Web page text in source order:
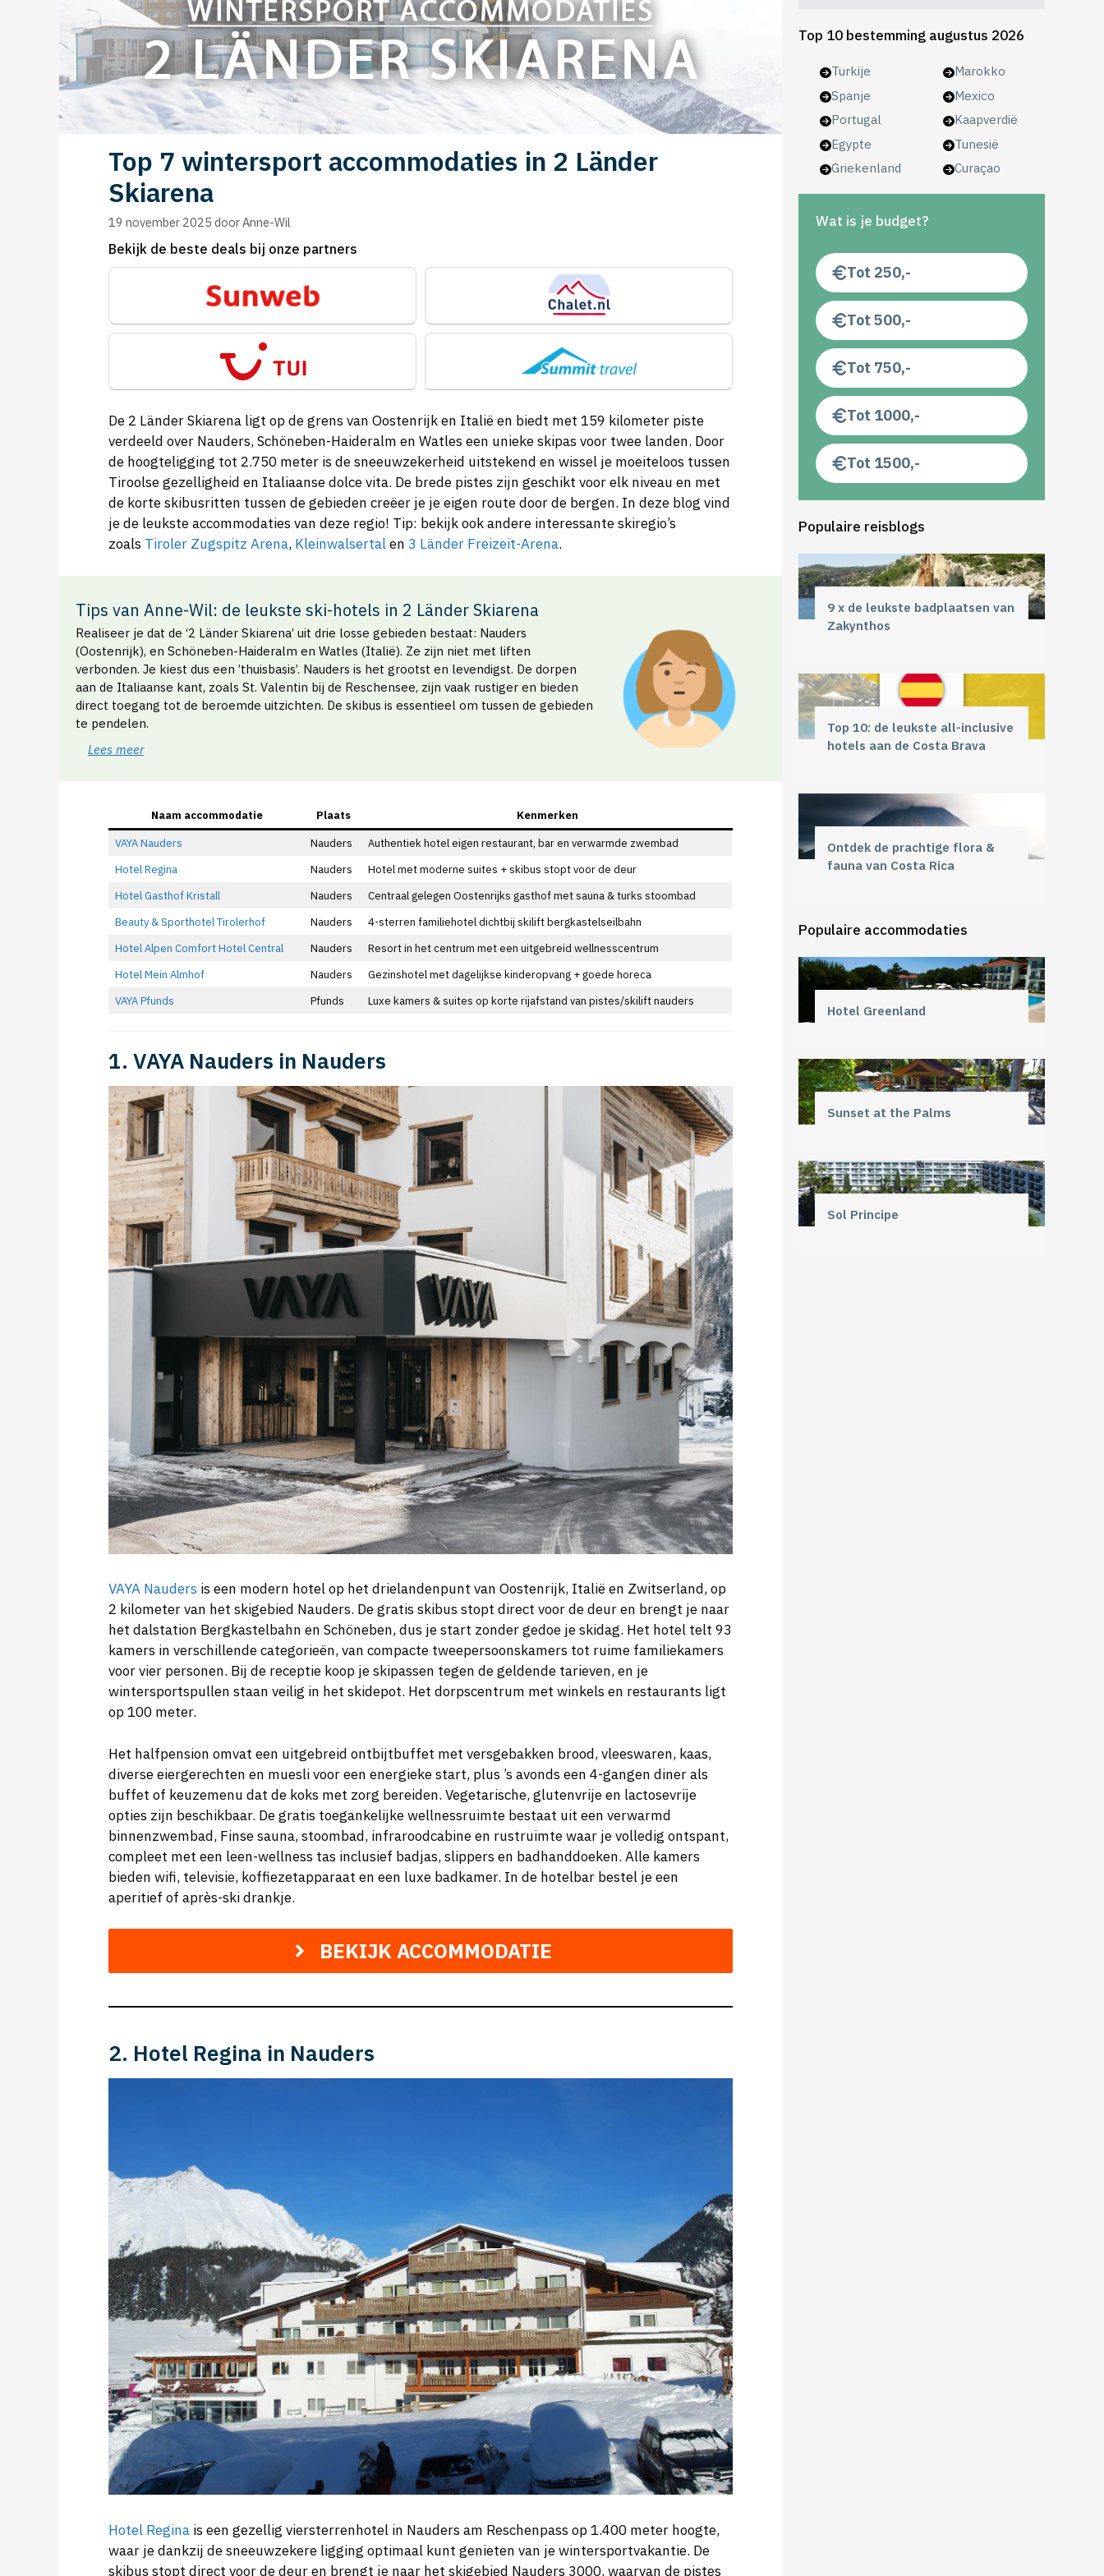
Top 7 wintersport accommodaties in 2 Länder
Skiarena
19 november 2025 doorAnne-Wil
Bekijk de beste deals bij onze partners
De 2 Länder Skiarena ligt op de grens van Oostenrijk en Italië en biedt met 159 kilometer piste
verdeeld over Nauders, Schöneben-Haideralm en Watles een unieke skipas voor twee landen. Door
de hoogteligging tot 2.750 meter is de sneeuwzekerheid uitstekend en wissel je moeiteloos tussen
Tiroolse gezelligheid en Italiaanse dolce vita. De brede pistes zijn geschikt voor elk niveau en met
de korte skibusritten tussen de gebieden creëer je je eigen route door de bergen. In deze blog vind
je de leukste accommodaties van deze regio! Tip: bekijk ook andere interessante skiregio’s
zoals Tiroler Zugspitz Arena, Kleinwalsertalen 3 Länder Freizeit-Arena.
Tips van Anne-Wil: de leukste ski-hotels in 2 Länder Skiarena
Realiseer je dat de ‘2 Länder Skiarena’ uit drie losse gebieden bestaat: Nauders
(Oostenrijk), en Schöneben-Haideralm en Watles (Italië). Ze zijn niet met liften
verbonden. Je kiest dus een ’thuisbasis’. Nauders is het grootst en levendigst. De dorpen
aan de Italiaanse kant, zoals St. Valentin bij de Reschensee, zijn vaak rustiger en bieden
direct toegang tot de beroemde uitzichten. De skibus is essentieel om tussen de gebieden
te pendelen.
Lees meer
Naam accommodatie Plaats
Kenmerken
VAYA Nauders
Nauders
Authentiek hotel eigen restaurant, bar en verwarmde zwembad
Hotel Regina
Nauders
Hotel met moderne suites + skibus stopt voor de deur
Hotel Gasthof Kristall
Nauders
Centraal gelegen Oostenrijks gasthof met sauna & turks stoombad
Beauty & Sporthotel Tirolerhof
Nauders
4-sterren familiehotel dichtbij skilift bergkastelseilbahn
Hotel Alpen Comfort Hotel Central
Nauders
Resort in het centrum met een uitgebreid wellnesscentrum
Hotel Mein Almhof
Nauders
Gezinshotel met dagelijkse kinderopvang + goede horeca
VAYA Pfunds
Pfunds Luxe kamers & suites op korte rijafstand van pistes/skilift nauders
1. VAYA Nauders in Nauders
VAYA Nauders is een modern hotel op het drielandenpunt van Oostenrijk, Italië en Zwitserland, op
2 kilometer van het skigebied Nauders. De gratis skibus stopt direct voor de deur en brengt je naar
het dalstation Bergkastelbahn en Schöneben, dus je start zonder gedoe je skidag. Het hotel telt 93
kamers in verschillende categorieën, van compacte tweepersoonskamers tot ruime familiekamers
voor vier personen. Bij de receptie koop je skipassen tegen de geldende tarieven, en je
wintersportspullen staan veilig in het skidepot. Het dorpscentrum met winkels en restaurants ligt
op 100 meter.
Het halfpension omvat een uitgebreid ontbijtbuffet met versgebakken brood, vleeswaren, kaas,
diverse eiergerechten en muesli voor een energieke start, plus ’s avonds een 4-gangen diner als
buffet of keuzemenu dat de koks met zorg bereiden. Vegetarische, glutenvrije en lactosevrije
opties zijn beschikbaar. De gratis toegankelijke wellnessruimte bestaat uit een verwarmd
binnenzwembad, Finse sauna, stoombad, infraroodcabine en rustruimte waar je volledig ontspant,
compleet met een leen-wellness tas inclusief badjas, slippers en badhanddoeken. Alle kamers
bieden wifi, televisie, koffiezetapparaat en een luxe badkamer. In de hotelbar bestel je een
aperitief of après-ski drankje.
BEKIJK ACCOMMODATIE
2. Hotel Regina in Nauders
Hotel Regina is een gezellig viersterrenhotel in Nauders am Reschenpass op 1.400 meter hoogte,
waar je dankzij de sneeuwzekere ligging optimaal kunt genieten van je wintersportvakantie. De
skibus stopt direct voor de deur en brengt je naar het skigebied Nauders 3000, waarvan de pistes
Top 10 bestemming augustus 2026
Turkije
Spanje
Portugal
Egypte
Griekenland
Marokko
Mexico
Kaapverdië
Tunesië
Curaçao
Wat is je budget?
Tot 250,-
Tot 500,-
Tot 750,-
Tot 1000,-
Tot 1500,-
Populaire reisblogs
9 x de leukste badplaatsen van
Zakynthos
Top 10: de leukste all-inclusive
hotels aan de Costa Brava
Ontdek de prachtige flora &
fauna van Costa Rica
Populaire accommodaties
Hotel Greenland
Sunset at the Palms
Sol Principe